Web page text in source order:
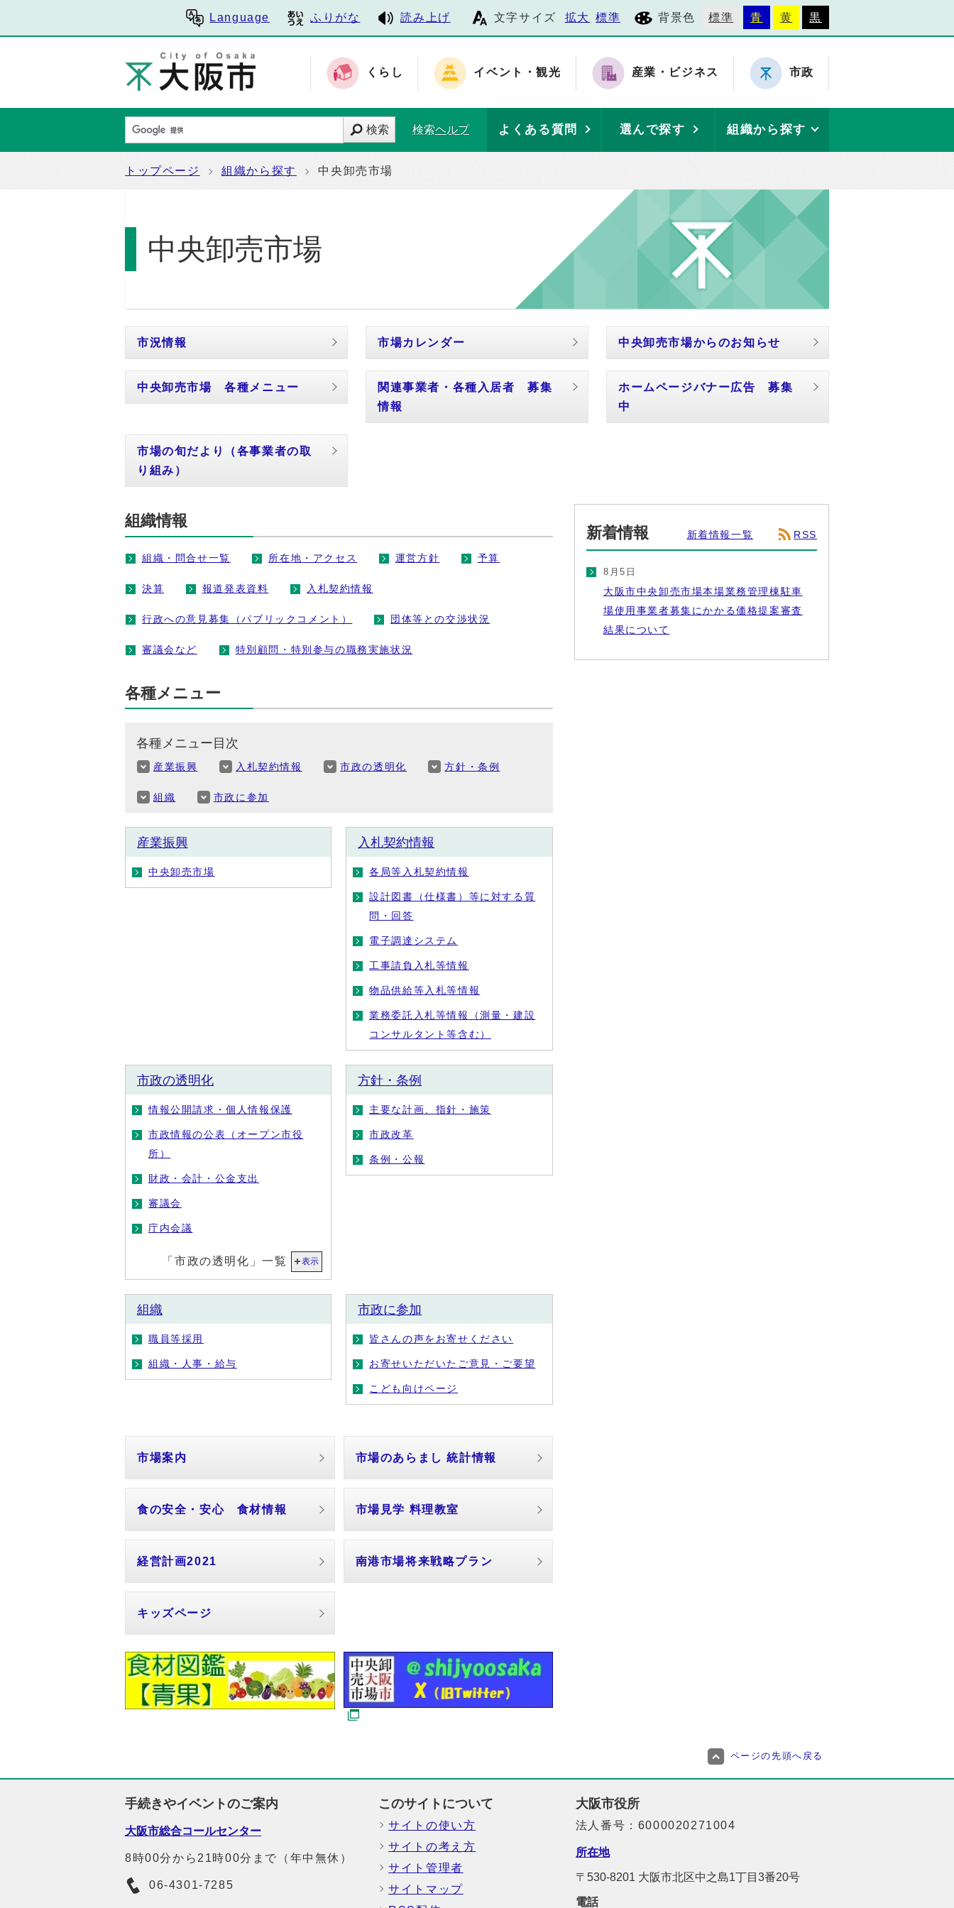
Language ふりがな 読み上げ 文字サイズ 拡大 標準 背景色 標準 青 黄 黒
くらし イベント・観光 産業・ビジネス 市政
検索 検索ヘルプ よくある質問 選んで探す 組織から探す
トップページ 組織から探す 中央卸売市場
中央卸売市場
市況情報 市場カレンダー 中央卸売市場からのお知らせ
中央卸売市場 各種メニュー
関連事業者・各種入居者 募集
情報
ホームページバナー広告 募集
中
市場の旬だより（各事業者の取
り組み）
新着情報 新着情報一覧 RSS
8月5日
大阪市中央卸売市場本場業務管理棟駐車
場使用事業者募集にかかる価格提案審査
結果について
組織情報
組織・問合せ一覧 所在地・アクセス 運営方針 予算
決算 報道発表資料 入札契約情報
行政への意見募集（パブリックコメント） 団体等との交渉状況
審議会など 特別顧問・特別参与の職務実施状況
各種メニュー
各種メニュー目次
産業振興 入札契約情報 市政の透明化 方針・条例
組織 市政に参加
産業振興
中央卸売市場
入札契約情報
各局等入札契約情報
設計図書（仕様書）等に対する質
問・回答
電子調達システム
工事請負入札等情報
物品供給等入札等情報
業務委託入札等情報（測量・建設
コンサルタント等含む）
市政の透明化
情報公開請求・個人情報保護
市政情報の公表（オープン市役
所）
財政・会計・公金支出
審議会
庁内会議
「市政の透明化」一覧 表示
方針・条例
主要な計画、指針・施策
市政改革
条例・公報
組織
職員等採用
組織・人事・給与
市政に参加
皆さんの声をお寄せください
お寄せいただいたご意見・ご要望
こども向けページ
市場案内 市場のあらまし 統計情報
食の安全・安心 食材情報 市場見学 料理教室
経営計画2021 南港市場将来戦略プラン
キッズページ
ページの先頭へ戻る
手続きやイベントのご案内
大阪市総合コールセンター
8時00分から21時00分まで（年中無休）
06-4301-7285
このサイトについて
サイトの使い方
サイトの考え方
サイト管理者
サイトマップ
大阪市役所
法人番号：6000020271004
所在地
〒530-8201 大阪市北区中之島1丁目3番20号
電話